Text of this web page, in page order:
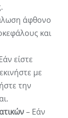
άφθονο
και
είστε
με
την
– Εάν